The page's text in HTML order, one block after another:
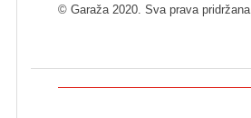
© Garaža 2020. Sva prava pridržana.